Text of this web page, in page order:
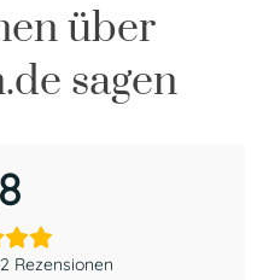
über
sagen
Rezensionen